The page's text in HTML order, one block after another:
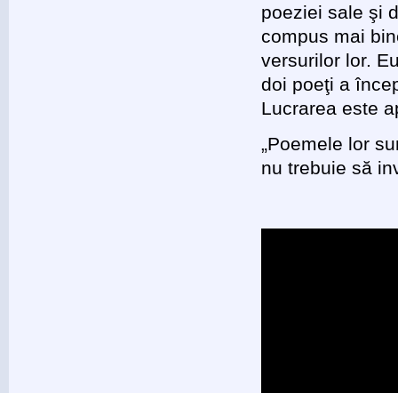
poeziei sale şi
compus mai
versurilor lor.
doi poeţi a
Lucrarea este
„Poemele lor
nu trebuie să